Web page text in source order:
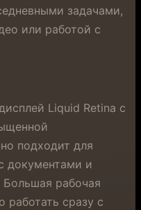
задачами,
или работой с
Liquid Retina с
подходит для
документами и
рабочая
работать сразу с